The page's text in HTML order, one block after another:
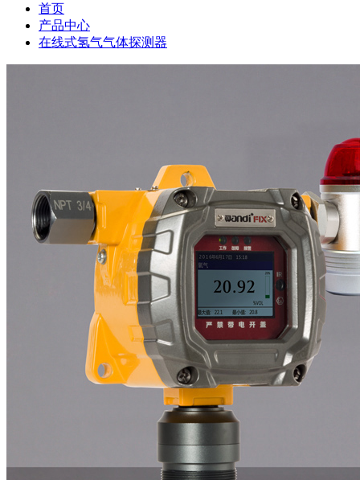
首页
产品中心
在线式氢气气体探测器